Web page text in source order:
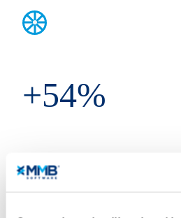
+54%
Gommisti